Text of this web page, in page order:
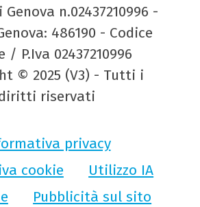
n.02437210996 -
486190 - Codice
/ P.Iva 02437210996
© 2025 (V3) - Tutti i
riservati
privacy
cookie
Utilizzo IA
Pubblicità sul sito